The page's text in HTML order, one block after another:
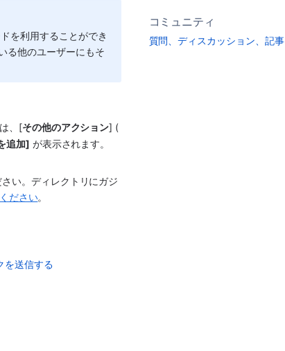
を利用することができ
る他のユーザーにもそ
、[その他のアクション] (
追加] が表示されます。
い。ディレクトリにガジ
ださい。
を送信する
コミュニティ
質問、ディスカッション、記事